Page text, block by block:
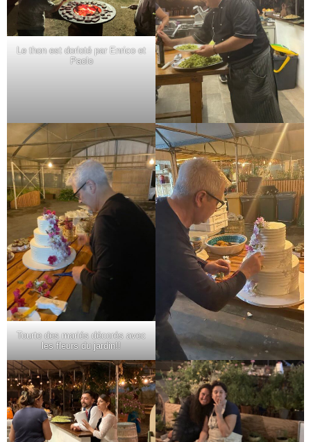
Le thon est dorloté par Enrico et
Paolo
Tourte des mariés décorés avec
les fleurs du jardin!!